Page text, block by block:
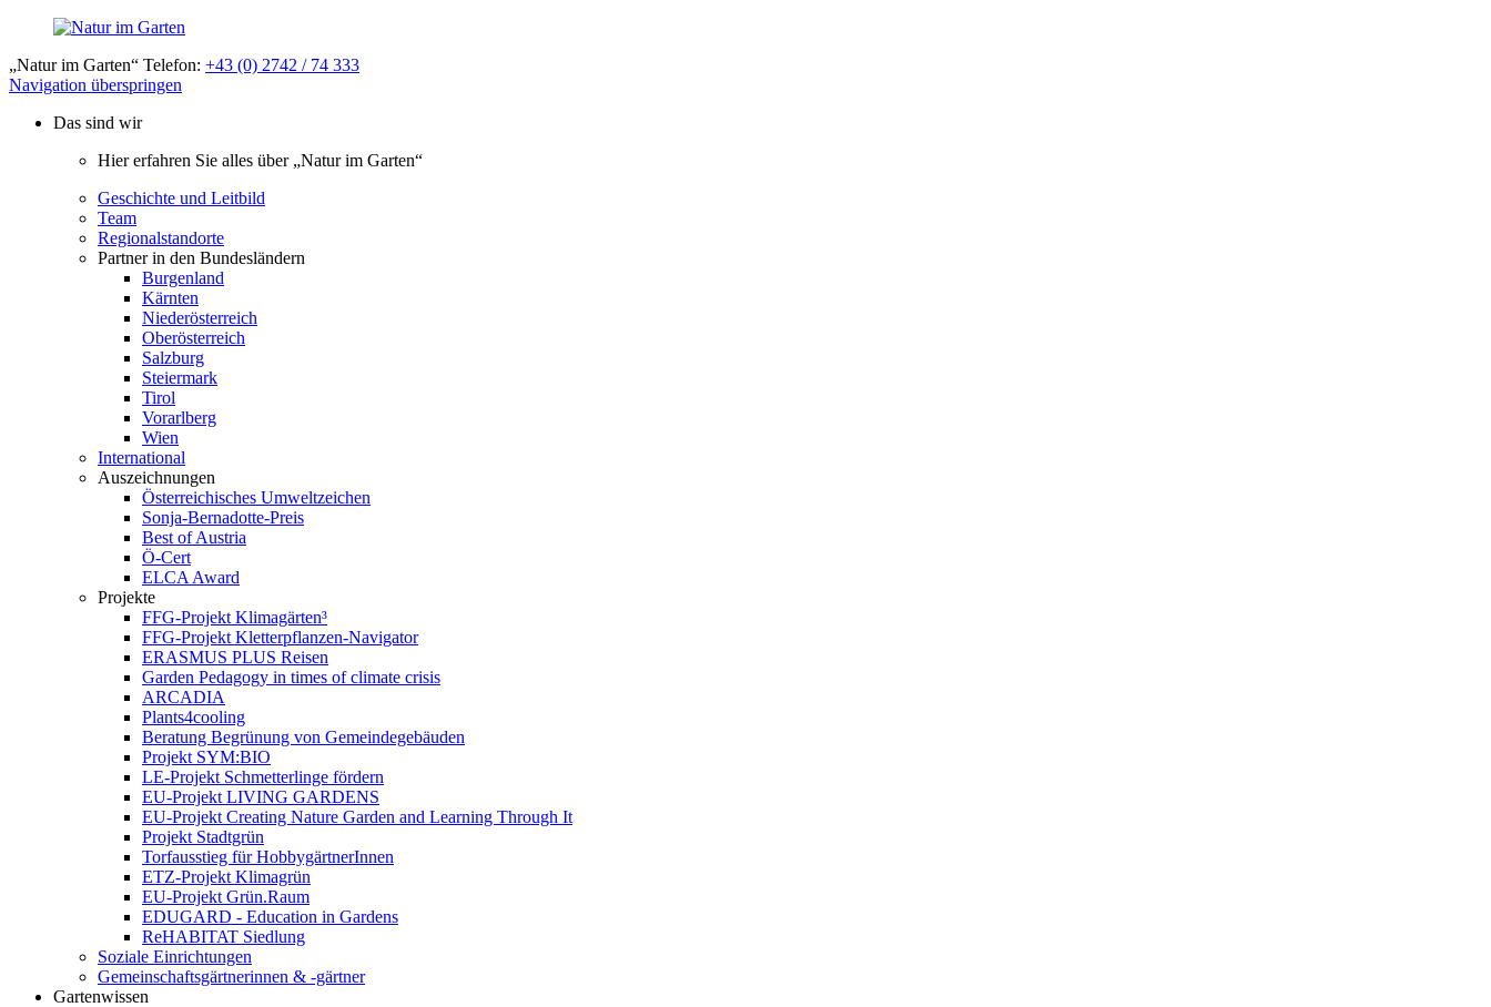
„Natur im Garten“ Telefon: +43 (0) 2742 / 74 333
Navigation überspringen
Das sind wir
Hier erfahren Sie alles über „Natur im Garten“
Geschichte und Leitbild
Team
Regionalstandorte
Partner in den Bundesländern
Burgenland
Kärnten
Niederösterreich
Oberösterreich
Salzburg
Steiermark
Tirol
Vorarlberg
Wien
International
Auszeichnungen
Österreichisches Umweltzeichen
Sonja-Bernadotte-Preis
Best of Austria
Ö-Cert
ELCA Award
Projekte
FFG-Projekt Klimagärten³
FFG-Projekt Kletterpflanzen-Navigator
ERASMUS PLUS Reisen
Garden Pedagogy in times of climate crisis
ARCADIA
Plants4cooling
Beratung Begrünung von Gemeindegebäuden
Projekt SYM:BIO
LE-Projekt Schmetterlinge fördern
EU-Projekt LIVING GARDENS
EU-Projekt Creating Nature Garden and Learning Through It
Projekt Stadtgrün
Torfausstieg für HobbygärtnerInnen
ETZ-Projekt Klimagrün
EU-Projekt Grün.Raum
EDUGARD - Education in Gardens
ReHABITAT Siedlung
Soziale Einrichtungen
Gemeinschaftsgärtnerinnen & -gärtner
Gartenwissen